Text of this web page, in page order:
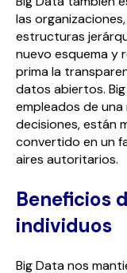
las
estructuras
nuevo esquema y
prima la
datos abiertos.
empleados de
decisiones, están
convertido en un
aires autoritarios.
Beneficios
individuos
Big Data nos